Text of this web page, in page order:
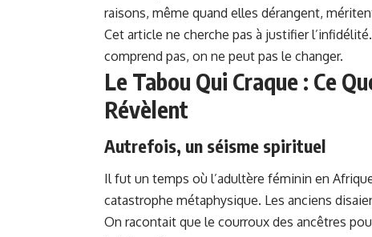
raisons, même quand elles dérangent,
Cet article ne cherche pas à justifier
comprend pas, on ne peut pas le changer.
Le Tabou Qui Craque : Ce
Révèlent
Autrefois, un séisme spirituel
Il fut un temps où l’adultère féminin en
catastrophe métaphysique. Les anciens
On racontait que le courroux des ancêtres